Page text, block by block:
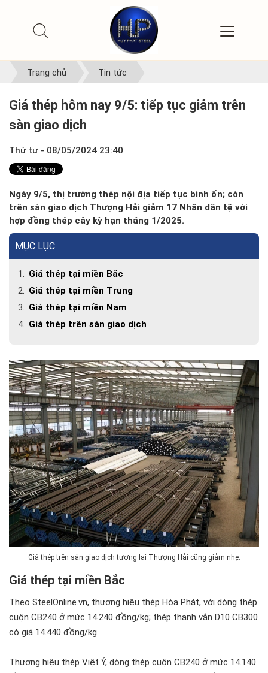
Trang chủ Tin tức
Giá thép hôm nay 9/5: tiếp tục giảm trên
sàn giao dịch
Thứ tư - 08/05/2024 23:40
Ngày 9/5, thị trường thép nội địa tiếp tục bình ổn; còn
trên sàn giao dịch Thượng Hải giảm 17 Nhân dân tệ với
hợp đồng thép cây kỳ hạn tháng 1/2025.
MỤC LỤC
Giá thép tại miền Bắc
Giá thép tại miền Trung
Giá thép tại miền Nam
Giá thép trên sàn giao dịch
Giá thép trên sàn giao dịch tương lai Thượng Hải cũng giảm nhẹ.
Giá thép tại miền Bắc
Theo SteelOnline.vn, thương hiệu thép Hòa Phát, với dòng thép
cuộn CB240 ở mức 14.240 đồng/kg; thép thanh vằn D10 CB300
có giá 14.440 đồng/kg.
Thương hiệu thép Việt Ý, dòng thép cuộn CB240 ở mức 14.140